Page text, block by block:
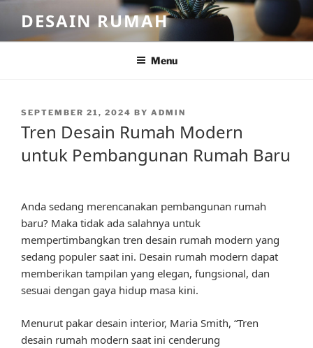
content
DESAIN RUMAH
Menu
POSTED
SEPTEMBER 21, 2024 BY ADMIN
Tren Desain Rumah Modern
untuk Pembangunan Rumah Baru
Anda sedang merencanakan pembangunan rumah
baru? Maka tidak ada salahnya untuk
mempertimbangkan tren desain rumah modern yang
sedang populer saat ini. Desain rumah modern dapat
memberikan tampilan yang elegan, fungsional, dan
sesuai dengan gaya hidup masa kini.
Menurut pakar desain interior, Maria Smith, “Tren
desain rumah modern saat ini cenderung